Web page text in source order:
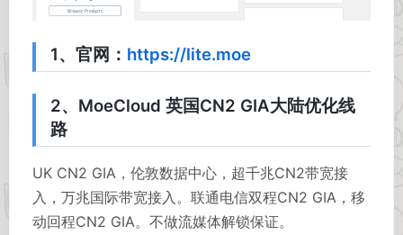
1、官网： https://lite.moe
2、MoeCloud 英国CN2 GIA大陆优化线
路
UK CN2 GIA，伦敦数据中心，超千兆CN2带宽接
入，万兆国际带宽接入。联通电信双程CN2 GIA，移
动回程CN2 GIA。不做流媒体解锁保证。